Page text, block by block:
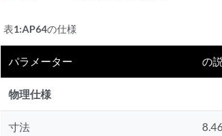
表1:AP64の仕様
パラメーター の
物理仕様
寸法